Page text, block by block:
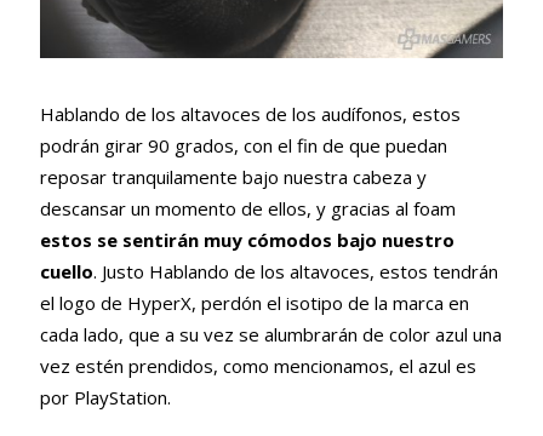
Hablando de los altavoces de los audífonos, estos
podrán girar 90 grados, con el fin de que puedan
reposar tranquilamente bajo nuestra cabeza y
descansar un momento de ellos, y gracias al foam
estos se sentirán muy cómodos bajo nuestro
cuello. Justo Hablando de los altavoces, estos tendrán
el logo de HyperX, perdón el isotipo de la marca en
cada lado, que a su vez se alumbrarán de color azul una
vez estén prendidos, como mencionamos, el azul es
por PlayStation.